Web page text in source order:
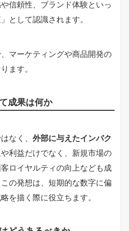
信頼性、ブランド体験といっ
として認識されます。
マーケティングや商品開発の
ます。
成果は何か
なく、 外部に与えたインパク
利益だけでなく、新規市場の
ロイヤルティの向上なども成
の発想は、短期的な数字に偏
を描く際に役立ちます。